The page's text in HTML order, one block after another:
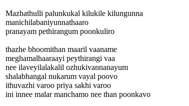
Mazhathulli palunkukal kilukile kilungunna
manichilabaniyunnathaaro
pranayam pethirangum poonkuliro
thazhe bhoomithan maaril vaaname
meghamalhaaraayi peythirangi vaa
nee ilaveyilalakalil ozhukivannanayum
shalabhangal nukarum vayal poovo
ithuvazhi varoo priya sakhi varoo
ini innee malar manchamo nee than poonkavo